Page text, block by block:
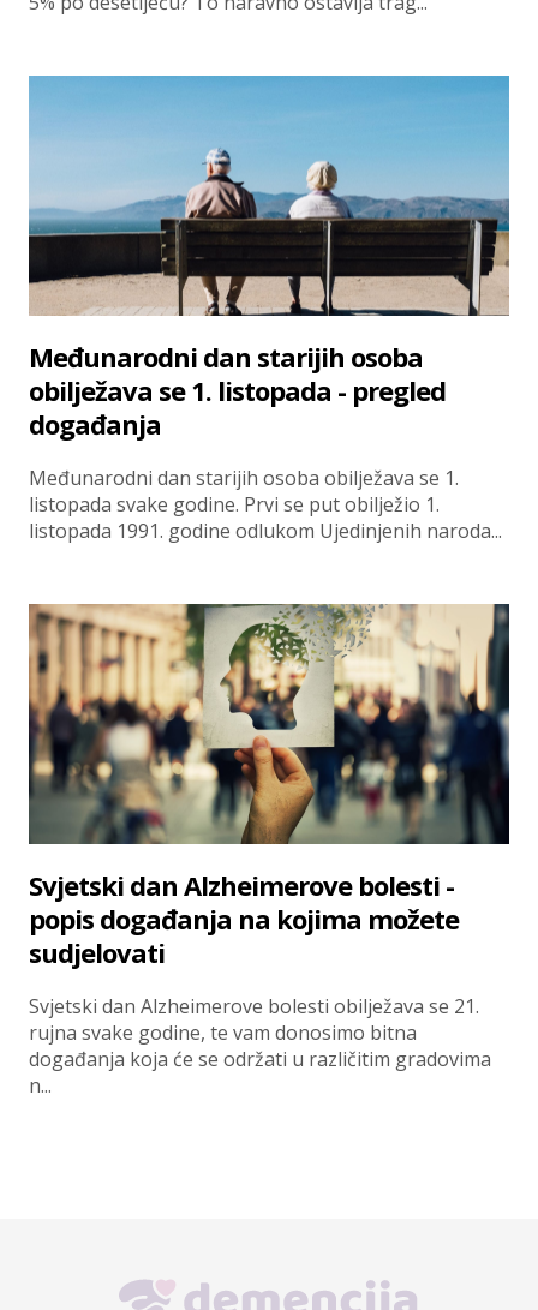
Međunarodni dan starijih osoba
obilježava se 1. listopada - pregled
događanja
Međunarodni dan starijih osoba obilježava se 1.
listopada svake godine. Prvi se put obilježio 1.
listopada 1991. godine odlukom Ujedinjenih naroda...
Svjetski dan Alzheimerove bolesti -
popis događanja na kojima možete
sudjelovati
Svjetski dan Alzheimerove bolesti obilježava se 21.
rujna svake godine, te vam donosimo bitna
događanja koja će se održati u različitim gradovima
n...